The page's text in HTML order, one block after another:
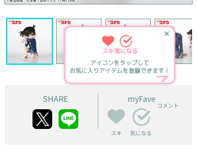
✕
スキ気になる
アイコンをタップして
お気に入りアイテムを登録できます！
SHARE myFave
スキ 気になる
コメント